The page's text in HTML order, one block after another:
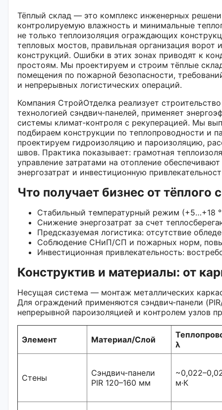
Тёплый склад — это комплекс инженерных
контролируемую влажность и минимальные
не только теплоизоляция ограждающих
тепловых мостов, правильная организация
конструкций. Ошибки в этих зонах приводят к
простоям. Мы проектируем и строим тёплые
помещения по пожарной безопасности,
и непрерывных логистических операций.
Компания СтройОтделка реализует
технологией сэндвич‑панелей, применяет
системы климат‑контроля с рекуперацией. Мы
подбираем конструкции по теплопроводности и
проектируем гидроизоляцию и пароизоляцию,
швов. Практика показывает: грамотная
управление затратами на отопление
энергозатрат и инвестиционную
Что получает бизнес от тёплого
Стабильный температурный режим (+5…+18
Снижение энергозатрат за счет
Предсказуемая логистика: отсутствие
Соблюдение СНиП/СП и пожарных норм,
Инвестиционная привлекательность:
Конструктив и материалы: от
Несущая система — монтаж металлических
Для ограждений применяются сэндвич‑панели
непрерывной пароизоляцией и контролем узлов
Элемент Материал/Слой
λ
Стены
Сэндвич‑панели
PIR 120–160 мм
м·К